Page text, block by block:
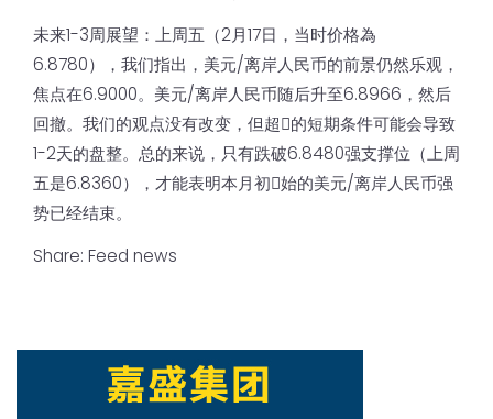
未来1-3周展望：上周五（2月17日，当时价格為
6.8780），我们指出，美元/离岸人民币的前景仍然乐观，
焦点在6.9000。美元/离岸人民币随后升至6.8966，然后
回撤。我们的观点没有改变，但超𧹒的短期条件可能会导致
1-2天的盘整。总的来说，只有跌破6.8480强支撑位（上周
五是6.8360），才能表明本月初𫔭始的美元/离岸人民币强
势已经结束。
Share: Feed news